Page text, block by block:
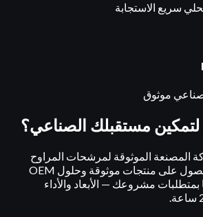
صناعي موثوق
مستقبلك الصناعي؟
المصنعة الموثوقة لمرشحات المراوح
والمراوح المحورية، للحصول على منتجات موثوقة وحلول OEM
بمتطلبات مشروعك — الأبعاد والأداء